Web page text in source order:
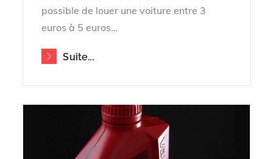
possible de louer une voiture entre 3
euros à 5 euros…
Suite...